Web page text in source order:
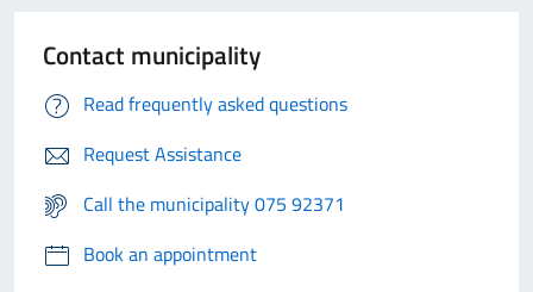
Contact municipality
Read frequently asked questions
Request Assistance
Call the municipality 075 92371
Book an appointment